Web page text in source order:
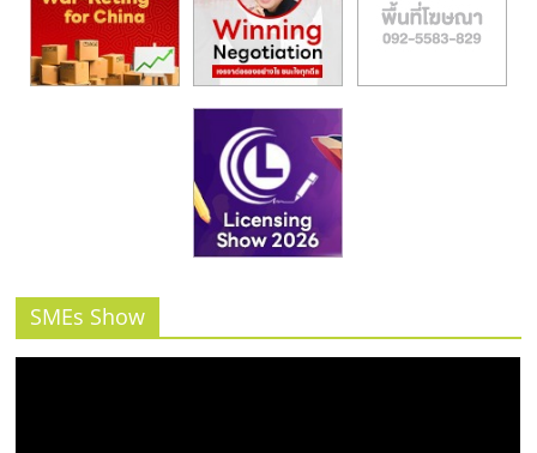
SMEs Show